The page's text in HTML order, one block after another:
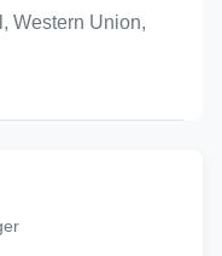
Western Union,